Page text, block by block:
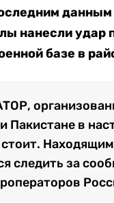
нанесли удар
базе в
Пакистане в
стоит.
следить за